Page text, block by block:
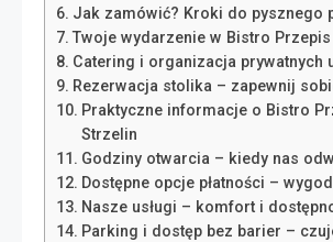
Jak zamówić? Kroki do pysznego
Twoje wydarzenie w Bistro
Catering i organizacja prywatnych
Rezerwacja stolika – zapewnij
Praktyczne informacje o Bistro
Strzelin
Godziny otwarcia – kiedy nas
Dostępne opcje płatności –
Nasze usługi – komfort i
Parking i dostęp bez barier –